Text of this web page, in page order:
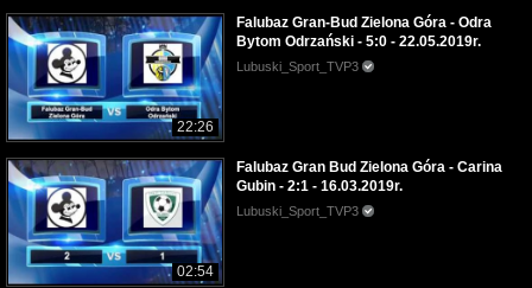
22:26
Falubaz Gran-Bud Zielona Góra - Odra
Bytom Odrzański - 5:0 - 22.05.2019r.
Lubuski_Sport_TVP3
02:54
Falubaz Gran Bud Zielona Góra - Carina
Gubin - 2:1 - 16.03.2019r.
Lubuski_Sport_TVP3